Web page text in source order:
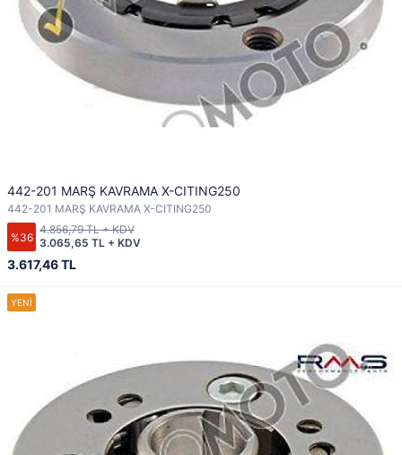
442-201 MARŞ KAVRAMA X-CITING250
442-201 MARŞ KAVRAMA X-CITING250
%36
3.617,46 TL
3.065,65 TL + KDV
4.856,79 TL + KDV